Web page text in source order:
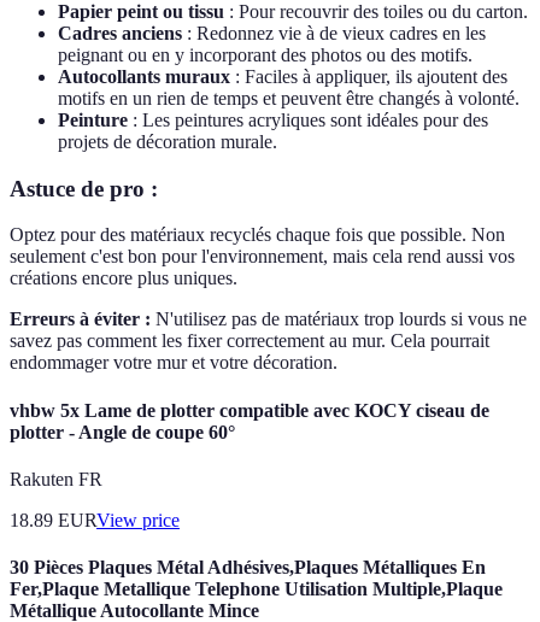
Papier peint ou tissu : Pour recouvrir des toiles ou du carton.
Cadres anciens : Redonnez vie à de vieux cadres en les
peignant ou en y incorporant des photos ou des motifs.
Autocollants muraux : Faciles à appliquer, ils ajoutent des
motifs en un rien de temps et peuvent être changés à volonté.
Peinture : Les peintures acryliques sont idéales pour des
projets de décoration murale.
Astuce de pro :
Optez pour des matériaux recyclés chaque fois que possible. Non
seulement c'est bon pour l'environnement, mais cela rend aussi vos
créations encore plus uniques.
Erreurs à éviter : N'utilisez pas de matériaux trop lourds si vous ne
savez pas comment les fixer correctement au mur. Cela pourrait
endommager votre mur et votre décoration.
vhbw 5x Lame de plotter compatible avec KOCY ciseau de
plotter - Angle de coupe 60°
Rakuten FR
18.89 EURView price
30 Pièces Plaques Métal Adhésives,Plaques Métalliques En
Fer,Plaque Metallique Telephone Utilisation Multiple,Plaque
Métallique Autocollante Mince